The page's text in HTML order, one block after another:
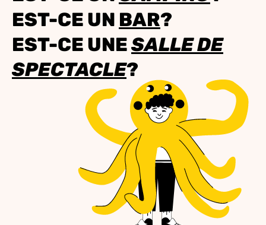
EST-CE UN BAR?
EST-CE UNESALLE DE
SPECTACLE?